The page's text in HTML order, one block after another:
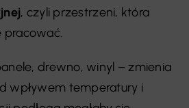
, czyli przestrzeni, która
pracować.
drewno, winyl – zmienia
wpływem temperatury i